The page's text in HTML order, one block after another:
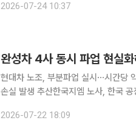
단협) 쟁의행위 찬반투표에서 찬성
2026-07-24 10:37
완성차 4사 동시 파업 현실
현대차 노조, 부분파업 실시⋯시간당
손실 발생 추산한국지엠 노사, 한국
鬪)'가 장기화 조짐을 보이고 있다. 현
2026-07-22 18:09